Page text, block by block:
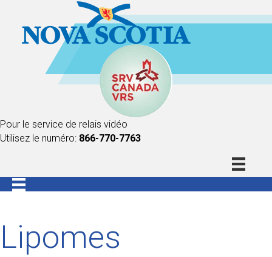
Pour le service de relais vidéo
Utilisez le numéro: 866-770-7763
Lipomes